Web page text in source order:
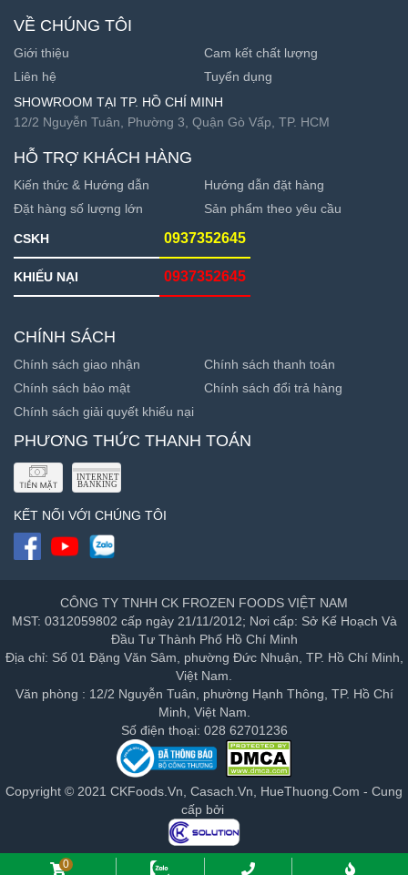
VỀ CHÚNG TÔI
Giới thiệu
Cam kết chất lượng
Liên hệ
Tuyển dụng
SHOWROOM TẠI TP. HỒ CHÍ MINH
12/2 Nguyễn Tuân, Phường 3, Quận Gò Vấp, TP. HCM
CHÍNH SÁCH
Chính sách giao nhận
Chính sách thanh toán
Chính sách bảo mật
Chính sách đổi trả hàng
Chính sách giải quyết khiếu nại
PHƯƠNG THỨC THANH TOÁN
KẾT NỐI VỚI CHÚNG TÔI
HỖ TRỢ KHÁCH HÀNG
Kiến thức & Hướng dẫn
Hướng dẫn đặt hàng
Đặt hàng số lượng lớn
Sản phẩm theo yêu cầu
CSKH 0937352645
KHIẾU NẠI 0937352645
CÔNG TY TNHH CK FROZEN FOODS VIỆT NAM
MST: 0312059802 cấp ngày 21/11/2012; Nơi cấp: Sở Kế Hoạch Và
Đầu Tư Thành Phố Hồ Chí Minh
Địa chỉ: Số 01 Đặng Văn Sâm, phường Đức Nhuận, TP. Hồ Chí Minh,
Việt Nam.
Văn phòng : 12/2 Nguyễn Tuân, phường Hạnh Thông, TP. Hồ Chí
Minh, Việt Nam.
Số điện thoại: 028 62701236
Copyright © 2021 CKFoods.Vn, Casach.Vn, HueThuong.Com - Cung
cấp bởi
0